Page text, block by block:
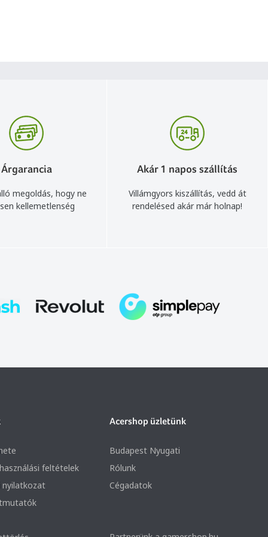
Árgarancia
megoldás, hogy ne
kellemetlenség
Akár 1 napos szállítás
Villámgyors kiszállítás, vedd át
rendelésed akár már holnap!
feltételek
nyilatkozat
Acershop üzletünk
Budapest Nyugati
Rólunk
Cégadatok